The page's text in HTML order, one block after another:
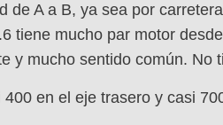
de A a B, ya sea por
tiene mucho par motor
y mucho sentido común.
en el eje trasero y casi